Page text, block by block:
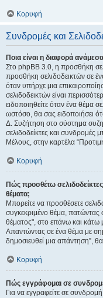
Κορυφή
Συνδρομές και
Ποια είναι η διαφορά
Στο phpBB 3.0, η προσθήκη
προσθήκη σελιδοδεικτών σε
όταν υπήρχε μια
σελιδοδεικτών είναι
ειδοποιηθείτε όταν ένα θέμα
ωστόσο, θα σας ειδοποιήσει
Δ. Συζήτηση στο σύστημα
σελιδοδείκτες και
Μέλους, στην καρτέλα
Κορυφή
Πώς προσθέτω
θέματα;
Μπορείτε να προσθέσετε
συγκεκριμένο θέμα,
θέματος", στο επάνω και κάτω
Απαντώντας σε ένα θέμα με
δημοσιευθεί μια απάντηση”,
Κορυφή
Πώς εγγράφομαι σε
Για να εγγραφείτε σε